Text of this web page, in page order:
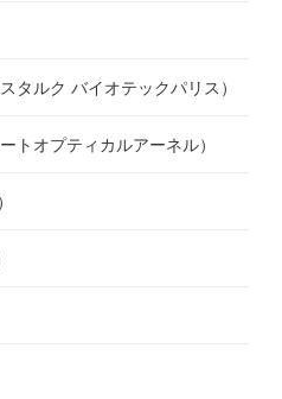
タルク バイオテックパリス）
トオプティカルアーネル）